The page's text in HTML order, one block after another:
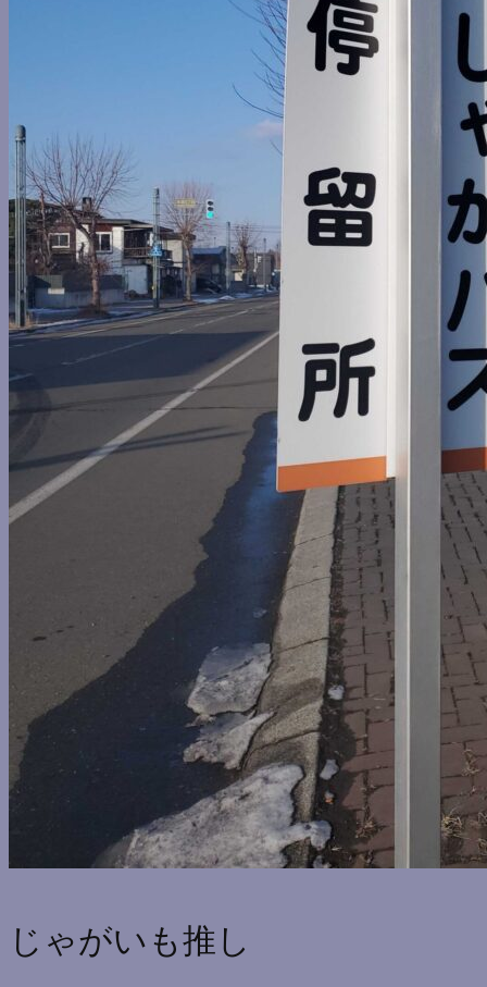
じゃがいも推し